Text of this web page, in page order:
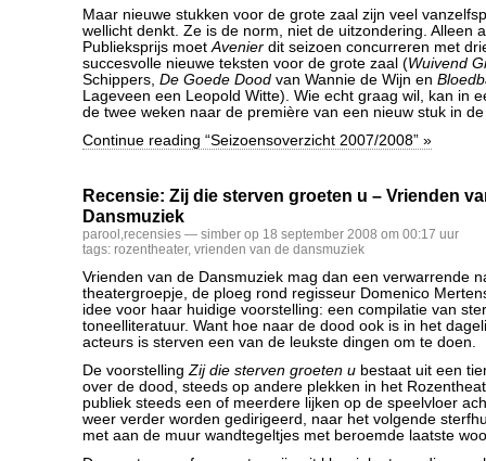
Maar nieuwe stukken voor de grote zaal zijn veel
wellicht denkt. Ze is de norm, niet de uitzondering. Alleen
Publieksprijs moetAvenier dit seizoen concurreren met
succesvolle nieuwe teksten voor de grote zaal (Wuivend
Schippers, De Goede Dood van Wannie de Wijn en
Lageveen een Leopold Witte). Wie echt graag wil, kan in
de twee weken naar de première van een nieuw stuk in
Continue reading “Seizoensoverzicht 2007/2008” »
Recensie: Zij die sterven groeten u – Vrienden
Dansmuziek
parool ,recensies — simber op 18 september 2008 om 00:17 uur
tags: rozentheater, vrienden van de dansmuziek
Vrienden van de Dansmuziek mag dan een verwarrende
theatergroepje, de ploeg rond regisseur Domenico
idee voor haar huidige voorstelling: een compilatie van
toneelliteratuur. Want hoe naar de dood ook is in het
acteurs is sterven een van de leukste dingen om te doen.
De voorstellingZij die sterven groeten u bestaat uit een
over de dood, steeds op andere plekken in het
publiek steeds een of meerdere lijken op de speelvloer
weer verder worden gedirigeerd, naar het volgende
met aan de muur wandtegeltjes met beroemde laatste